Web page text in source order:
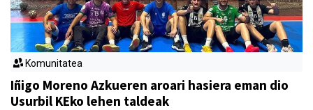
Komunitatea
Iñigo Moreno Azkueren aroari hasiera eman dio
Usurbil KEko lehen taldeak